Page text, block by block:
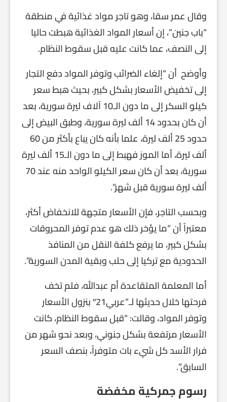
وقال عمر سقا، وهو تاجر مواد غذائية في منطقة
“باب جنين”، إن أسعار المواد الغذائية هبطت حاليا
إلى النصف، عما كانت عليه قبل سقوط النظام.
وأوضح أن “إلغاء الضرائب وتوفر المواد دفع التجار
إلى تخفيض الأسعار بشكل كبير، بحيث هبط سعر
كيلو السكر إلى ما دون الـ10 آلاف ليرة سورية، بعد
أن كان بحدود 14 ألف ليرة سورية، وطبق البيض إلى
حدود 25 ألف ليرة، علما بأنه كان يباع بأكثر من 60
ألف ليرة، أما الموز فهبط إلى ما دون الـ15 ألف ليرة
سورية، بعد أن كان سعر الكيلو الواحد منه عند 70
ألف ليرة سورية قبل شهر”.
وبحسب التاجر، فإن الأسعار متجهة للانخفاض أكثر،
معتبراً أن “ما يؤخر ذلك هو عدم توفر المحروقات
بشكل كبير، ما يرفع كلفة النقل من المنافذ
الحدودية مع تركيا إلى حلب وبقية المدن السورية”.
أما المعلمة المتقاعدة أم عبدالله، فلم تخف
فرحتها خلال حديثها لـ”عربي21″ بنزول الأسعار
وتوفر المواد، وقالت: “قبل سقوط النظام، كانت
الأسعار مرتفعة بشكل جنوني، وبعد نحو شهر من
فرار الأسد كل شيء بات متوفراً، بنصف السعر
السابق”.
رسوم جمركية مخفضة